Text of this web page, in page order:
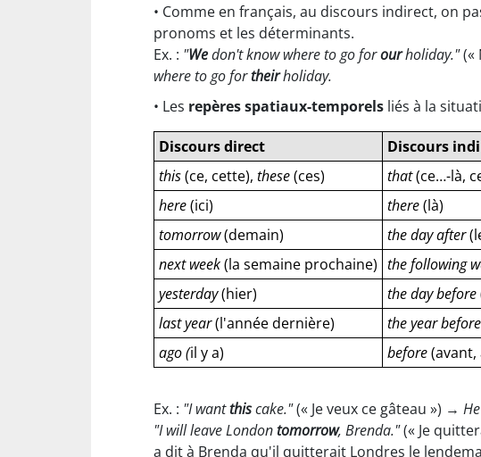
• Comme en français, au discours indirect, on
pronoms et les déterminants.
Ex. : "Wedon't know where to go forourholiday."(«
where to go fortheirholiday.
• Les repères spatiaux-temporels liés à la
Discours direct
Discours
this(ce, cette), these(ces) that(ce…-là,
here(ici) there(là)
tomorrow(demain) the day after
next week(la semaine prochaine) the following
yesterday(hier) the day before
last year(l'année dernière) the year before
ago (il y a) before(avant,
Ex. : "I wantthiscake."(« Je veux ce gâteau ») →
"I will leave Londontomorrow, Brenda."(« Je
a dit à Brenda qu'il quitterait Londres le